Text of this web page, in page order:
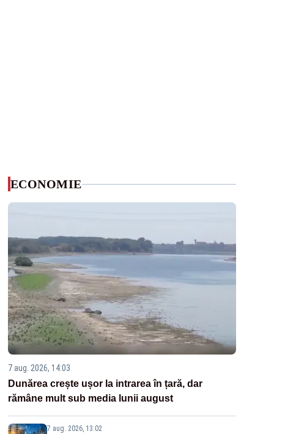
ECONOMIE
7 aug. 2026, 14:03
Dunărea crește ușor la intrarea în țară, dar
rămâne mult sub media lunii august
7 aug. 2026, 13:02